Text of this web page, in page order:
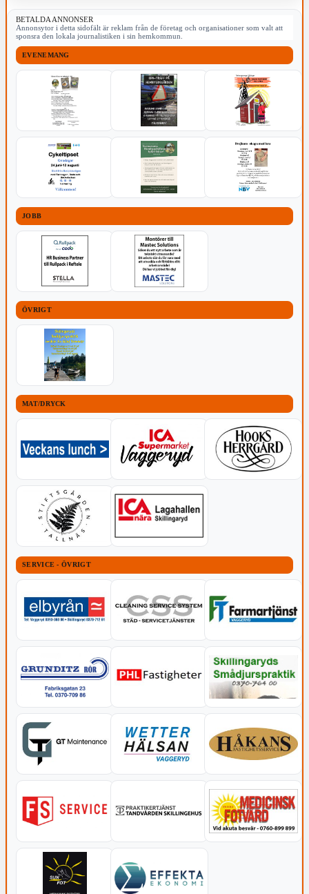
BETALDA ANNONSER
Annonsytor i detta sidofält är reklam från de företag och organisationer som valt att
sponsra den lokala journalistiken i sin hemkommun.
EVENEMANG
JOBB
ÖVRIGT
MAT/DRYCK
SERVICE - ÖVRIGT